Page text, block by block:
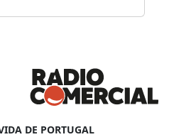
DE PORTUGAL